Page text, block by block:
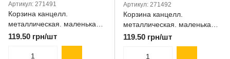
Артикул: 271491
Корзина канцелл.
металлическая. маленькая
(18.5*23*27см) круглая.
серебряная. Leader
119.50 грн/шт
Артикул: 271492
Корзина канцелл.
металлическая. маленькая
(18.5*23*27см) круглая.
119.50 грн/шт